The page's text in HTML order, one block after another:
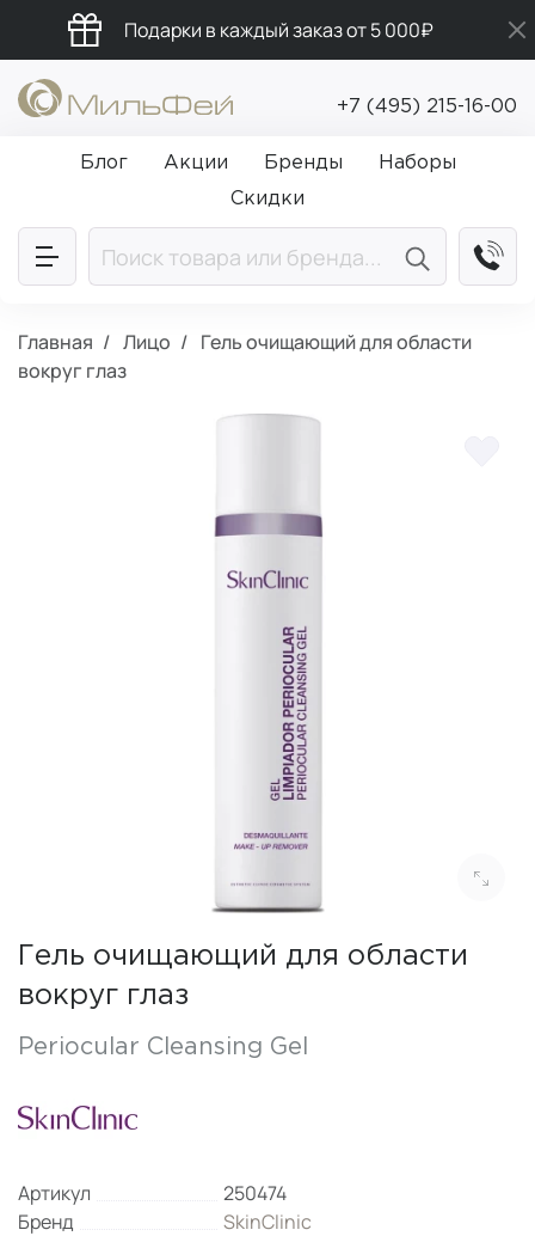
Подарки в каждый заказ от 5 000₽
Промокод ПРИВЕТ
Бесплатная доставка от 5 000₽
+7 (495) 215-16-00
Блог Акции Бренды
Наборы
Скидки
Главная Лицо
Гель очищающий для области
вокруг глаз
Гель очищающий для области
вокруг глаз
Periocular Cleansing Gel
Артикул
250474
Бренд
SkinClinic